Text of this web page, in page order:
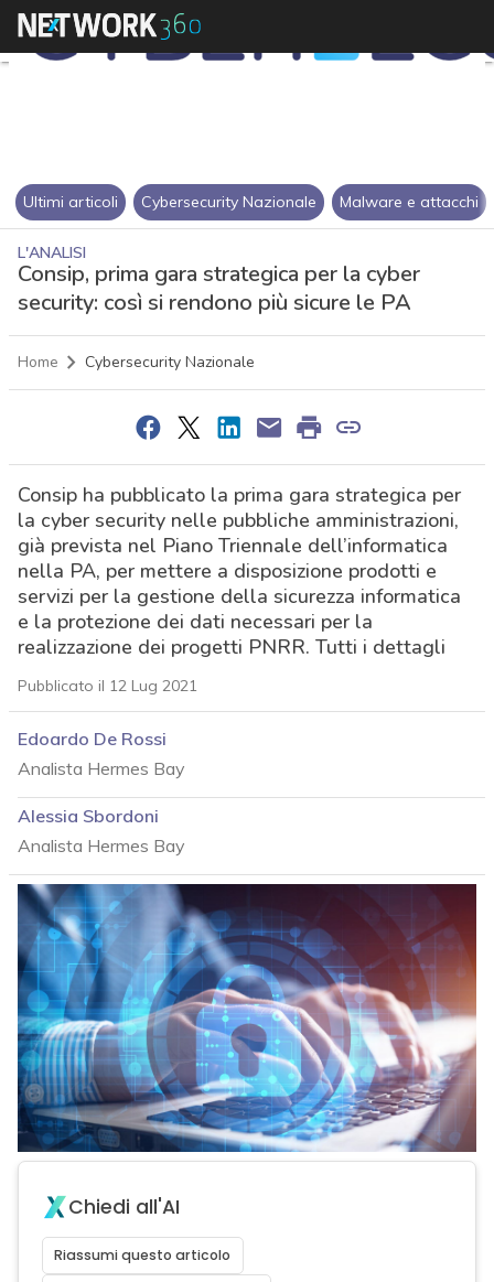
Ultimi articoli Cybersecurity Nazionale Malware e attacchi
L'ANALISI
Consip, prima gara strategica per la cyber
security: così si rendono più sicure le PA
Home Cybersecurity Nazionale
Consip ha pubblicato la prima gara strategica per
la cyber security nelle pubbliche amministrazioni,
già prevista nel Piano Triennale dell’informatica
nella PA, per mettere a disposizione prodotti e
servizi per la gestione della sicurezza informatica
e la protezione dei dati necessari per la
realizzazione dei progetti PNRR. Tutti i dettagli
Pubblicato il 12 Lug 2021
Edoardo De Rossi
Analista Hermes Bay
Alessia Sbordoni
Analista Hermes Bay
Chiedi all'AI
Riassumi questo articolo